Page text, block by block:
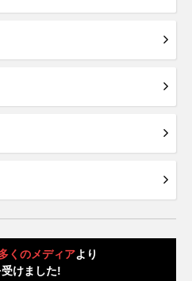
くのメディアより
けました!